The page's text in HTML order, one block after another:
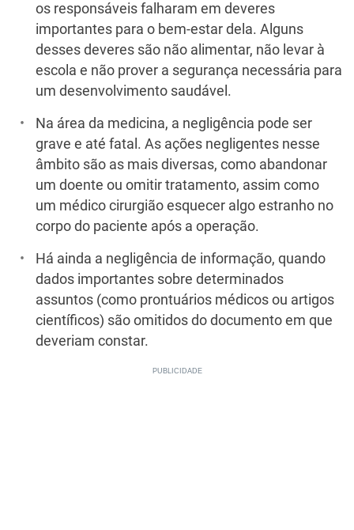
os responsáveis falharam em deveres
importantes para o bem-estar dela. Alguns
desses deveres são não alimentar, não levar à
escola e não prover a segurança necessária para
um desenvolvimento saudável.
Na área da medicina, a negligência pode ser
grave e até fatal. As ações negligentes nesse
âmbito são as mais diversas, como abandonar
um doente ou omitir tratamento, assim como
um médico cirurgião esquecer algo estranho no
corpo do paciente após a operação.
Há ainda a negligência de informação, quando
dados importantes sobre determinados
assuntos (como prontuários médicos ou artigos
científicos) são omitidos do documento em que
deveriam constar.